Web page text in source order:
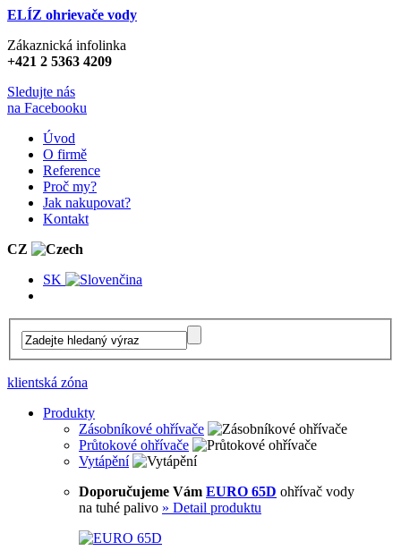
ELÍZ ohrievače vody
Zákaznická infolinka
+421 2 5363 4209
Sledujte nás
na Facebooku
Úvod
O firmě
Reference
Proč my?
Jak nakupovat?
Kontakt
CZ
SK
klientská zóna
Produkty
Zásobníkové ohřívače
Průtokové ohřívače
Vytápění
Doporučujeme Vám EURO 65D ohřívač vody
na tuhé palivo » Detail produktu